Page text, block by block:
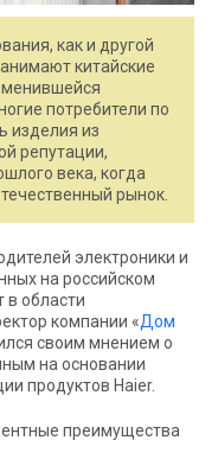
как и другой
китайские
потребители по
изделия из
репутации,
века, когда
рынок.
электроники и
на российском
в области
компании «Дом
своим мнением о
на основании
продуктов Haier.
преимущества